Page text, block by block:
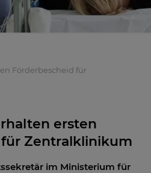
Förderbescheid für
ersten
Zentralklinikum
im Ministerium für